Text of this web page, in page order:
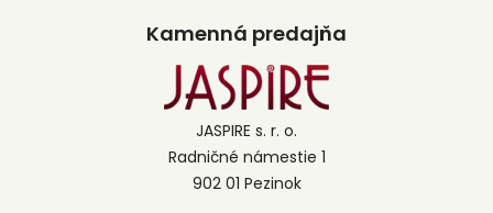
Kamenná predajňa
JASPIRE s. r. o.
Radničné námestie 1
902 01 Pezinok